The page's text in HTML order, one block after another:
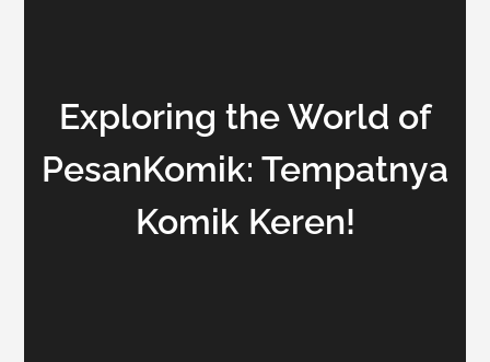
Exploring the World of
PesanKomik: Tempatnya
Komik Keren!